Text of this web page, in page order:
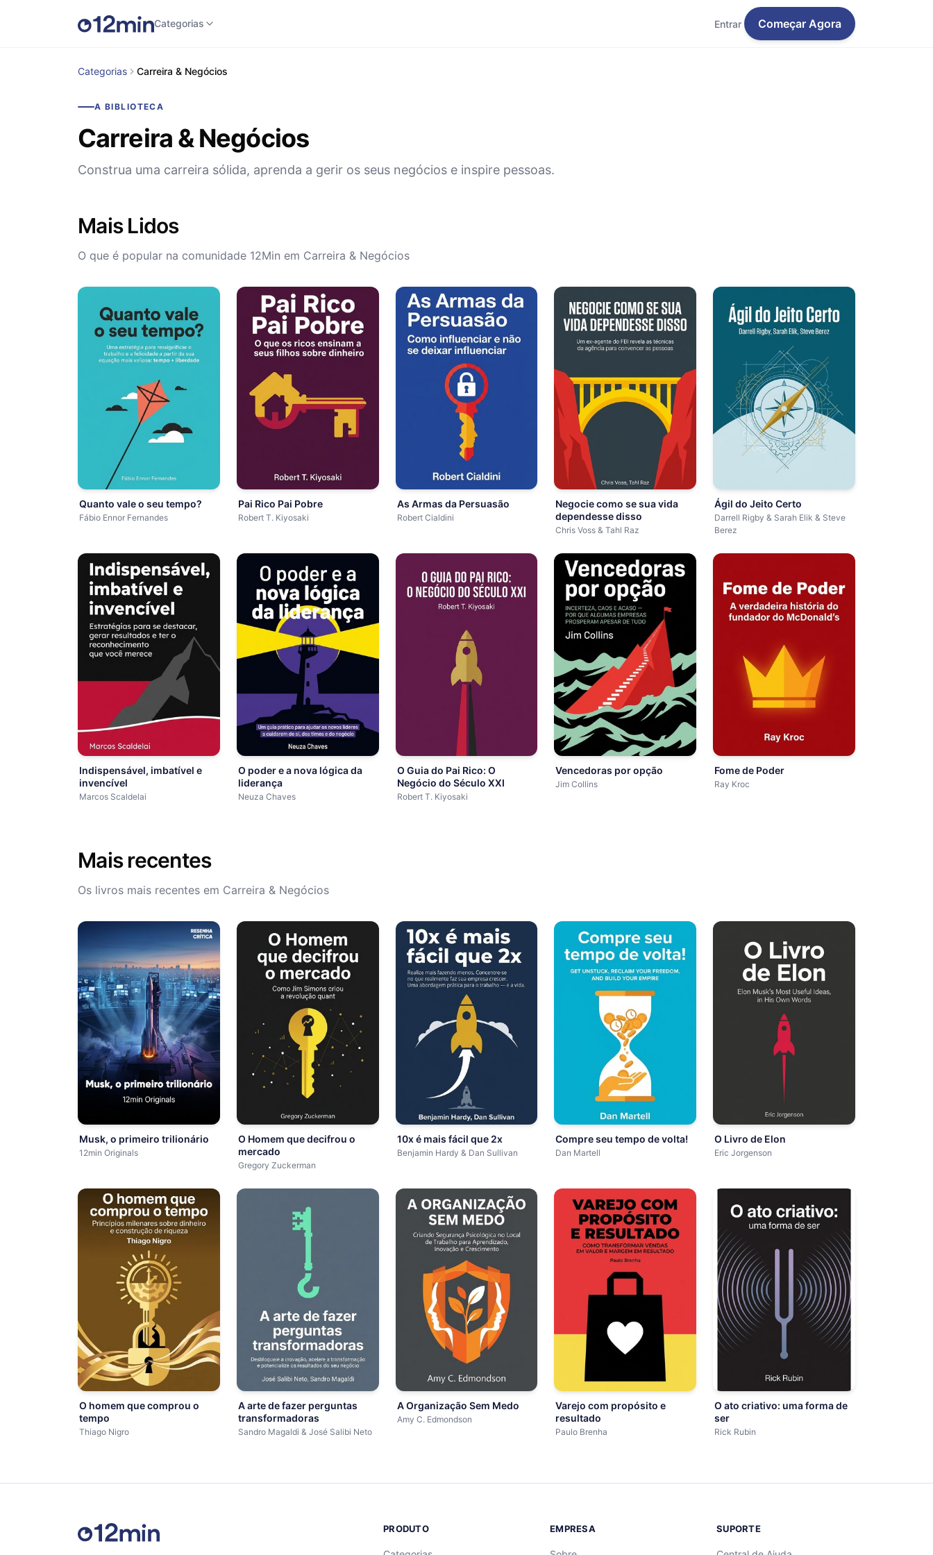
Categorias Entrar Começar Agora
Categorias Carreira & Negócios
A BIBLIOTECA
Carreira & Negócios
Construa uma carreira sólida, aprenda a gerir os seus negócios e inspire pessoas.
Mais Lidos
O que é popular na comunidade 12Min em Carreira & Negócios
Quanto vale o seu tempo?
Fábio Ennor Fernandes
Pai Rico Pai Pobre
Robert T. Kiyosaki
As Armas da Persuasão
Robert Cialdini
Negocie como se sua vida
dependesse disso
Chris Voss & Tahl Raz
Ágil do Jeito Certo
Darrell Rigby & Sarah Elik & Steve
Berez
Indispensável, imbatível e
invencível
Marcos Scaldelai
O poder e a nova lógica da
liderança
Neuza Chaves
O Guia do Pai Rico: O
Negócio do Século XXI
Robert T. Kiyosaki
Vencedoras por opção
Jim Collins
Fome de Poder
Ray Kroc
Mais recentes
Os livros mais recentes em Carreira & Negócios
Musk, o primeiro trilionário
12min Originals
O Homem que decifrou o
mercado
Gregory Zuckerman
10x é mais fácil que 2x
Benjamin Hardy & Dan Sullivan
Compre seu tempo de volta!
Dan Martell
O Livro de Elon
Eric Jorgenson
O homem que comprou o
tempo
Thiago Nigro
A arte de fazer perguntas
transformadoras
Sandro Magaldi & José Salibi Neto
A Organização Sem Medo
Amy C. Edmondson
Varejo com propósito e
resultado
Paulo Brenha
O ato criativo: uma forma de
ser
Rick Rubin
PRODUTO EMPRESA SUPORTE